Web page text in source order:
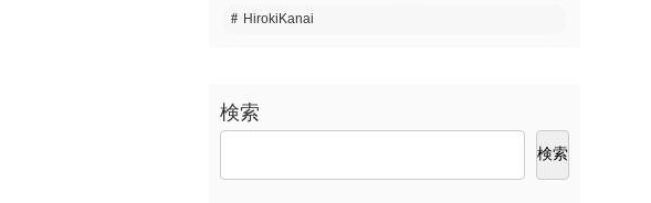
HirokiKanai
検索
検索